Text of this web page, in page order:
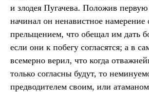
и злодея Пугачева. Положив
начинал он ненавистное намерение
прельщением, что обещал им дать
если они к побегу согласятся; а в
всемерно верил, что когда
только согласны будут, то
предводителем своим, или